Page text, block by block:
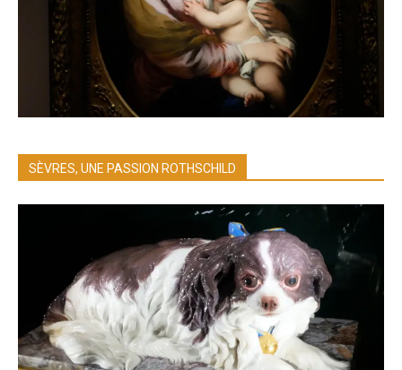
SÈVRES, UNE PASSION ROTHSCHILD